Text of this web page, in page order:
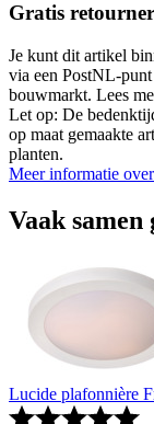
Gratis
Je kunt dit artikel
via een PostNL-
bouwmarkt. Lees
Let op: De
op maat gemaakte
planten.
Meer informatie
Vaak samen
Lucide plafonnière